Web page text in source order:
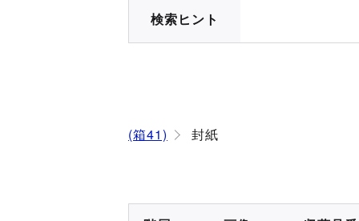
検索ヒント
(箱41) 封紙